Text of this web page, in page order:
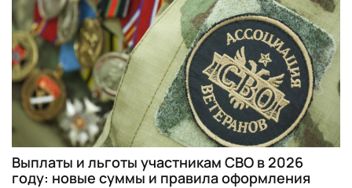
Выплаты и льготы участникам СВО в 2026
году: новые суммы и правила оформления